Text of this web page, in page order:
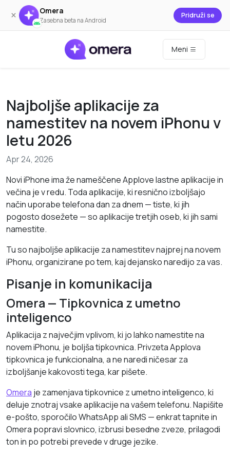
× Omera
Zasebna beta na Android
Pridruži se
Meni
Najboljše aplikacije za
namestitev na novem iPhonu v
letu 2026
Apr 24, 2026
Novi iPhone ima že nameščene Applove lastne aplikacije in
večina je v redu. Toda aplikacije, ki resnično izboljšajo
način uporabe telefona dan za dnem — tiste, ki jih
pogosto dosežete — so aplikacije tretjih oseb, ki jih sami
namestite.
Tu so najboljše aplikacije za namestitev najprej na novem
iPhonu, organizirane po tem, kaj dejansko naredijo za vas.
Pisanje in komunikacija
Omera — Tipkovnica z umetno
inteligenco
Aplikacija z največjim vplivom, ki jo lahko namestite na
novem iPhonu, je boljša tipkovnica. Privzeta Applova
tipkovnica je funkcionalna, a ne naredi ničesar za
izboljšanje kakovosti tega, kar pišete.
Omera je zamenjava tipkovnice z umetno inteligenco, ki
deluje znotraj vsake aplikacije na vašem telefonu. Napišite
e-pošto, sporočilo WhatsApp ali SMS — enkrat tapnite in
Omera popravi slovnico, izbrusi besedne zveze, prilagodi
ton in po potrebi prevede v druge jezike.